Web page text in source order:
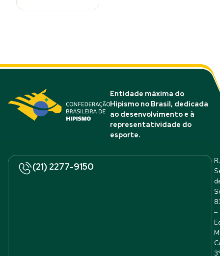
Entidade máxima do
Hipismo no Brasil, dedicada
ao desenvolvimento e à
representatividade do
esporte.
(21) 2277-9150
R.
–